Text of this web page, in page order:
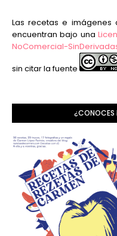
Las recetas e imágenes
encuentran bajo una
NoComercial-
sin citar la fuente
¿CONOCES